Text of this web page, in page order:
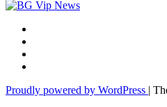
Proudly powered by WordPress |